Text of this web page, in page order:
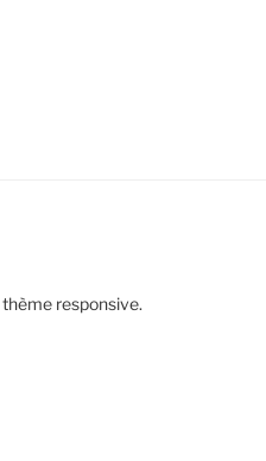
responsive.